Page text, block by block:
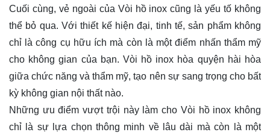
Cuối cùng, vẻ ngoài của Vòi hồ inox cũng là yếu tố không
thể bỏ qua. Với thiết kế hiện đại, tinh tế, sản phẩm không
chỉ là công cụ hữu ích mà còn là một điểm nhấn thẩm mỹ
cho không gian của bạn. Vòi hồ inox hòa quyện hài hòa
giữa chức năng và thẩm mỹ, tạo nên sự sang trọng cho bất
kỳ không gian nội thất nào.
Những ưu điểm vượt trội này làm cho Vòi hồ inox không
chỉ là sự lựa chọn thông minh về lâu dài mà còn là một